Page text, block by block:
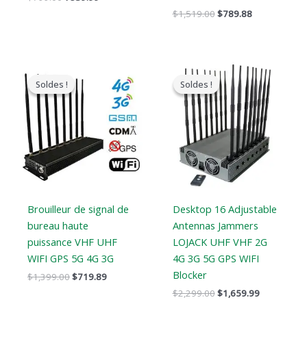
$1,519.00$789.88
Soldes !
Soldes !
Brouilleur de signal de
bureau haute
puissance VHF UHF
WIFI GPS 5G 4G 3G
$1,399.00
prix
original
était
:
$1,399.00.
$719.89
prix
actuel
est
$719.89.
Soldes !
Soldes !
Desktop 16 Adjustable
Antennas Jammers
LOJACK UHF VHF 2G
4G 3G 5G GPS WIFI
Blocker
$2,299.00
prix
original
était
:
$2,299.00.
$1,659.99
Le
prix
actuel
est
:
$1,659.99.